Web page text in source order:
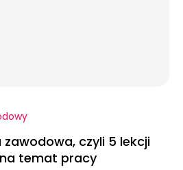
zawodowa, czyli 5 lekcji
temat pracy